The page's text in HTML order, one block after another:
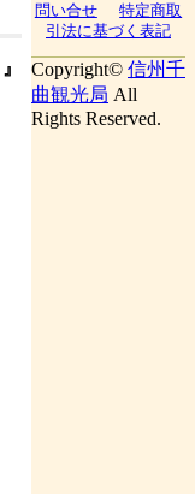
』
問い合せ
特定商取
引法に基づく表記
Copyright© 信州千
曲観光局 All
Rights Reserved.